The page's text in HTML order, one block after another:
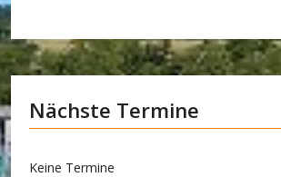
Nächste Termine
Keine Termine